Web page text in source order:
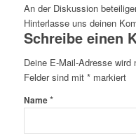
An der Diskussion
Hinterlasse uns deinen
Schreibe einen
Deine E-Mail-Adresse wird
Felder sind mit *markiert
Name*